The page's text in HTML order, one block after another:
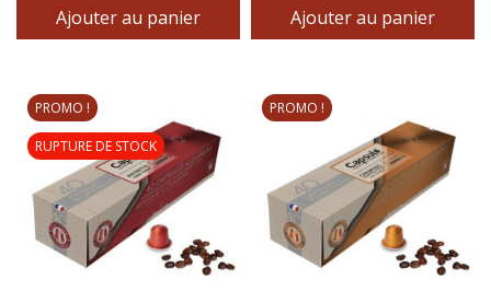
Ajouter au panier Ajouter au panier
PROMO !
RUPTURE DE STOCK
PROMO !